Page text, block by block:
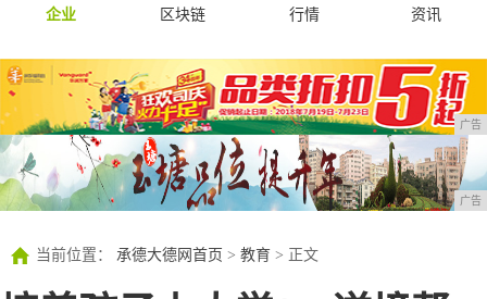
企业
区块链 行情 资讯
广告
广告
当前位置： 承德大德网首页 > 教育 > 正文